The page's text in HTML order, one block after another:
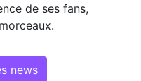
de ses fans,
news